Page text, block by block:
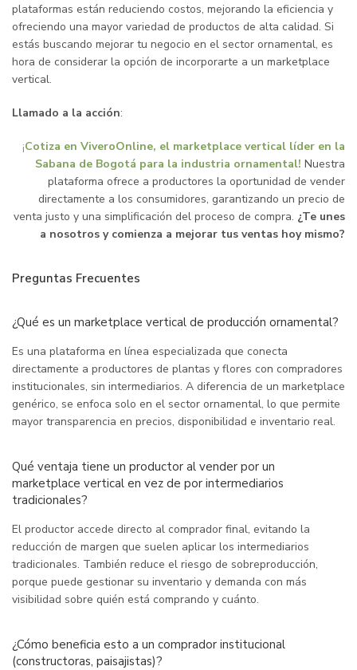
plataformas están reduciendo costos, mejorando la eficiencia y
ofreciendo una mayor variedad de productos de alta calidad. Si
estás buscando mejorar tu negocio en el sector ornamental, es
hora de considerar la opción de incorporarte a un marketplace
vertical.
Llamado a la acción:
¡Cotiza en ViveroOnline, el marketplace vertical líder en la
Sabana de Bogotá para la industria ornamental! Nuestra
plataforma ofrece a productores la oportunidad de vender
directamente a los consumidores, garantizando un precio de
venta justo y una simplificación del proceso de compra. ¿Te unes
a nosotros y comienza a mejorar tus ventas hoy mismo?
Preguntas Frecuentes
¿Qué es un marketplace vertical de producción ornamental?
Es una plataforma en línea especializada que conecta
directamente a productores de plantas y flores con compradores
institucionales, sin intermediarios. A diferencia de un marketplace
genérico, se enfoca solo en el sector ornamental, lo que permite
mayor transparencia en precios, disponibilidad e inventario real.
Qué ventaja tiene un productor al vender por un
marketplace vertical en vez de por intermediarios
tradicionales?
El productor accede directo al comprador final, evitando la
reducción de margen que suelen aplicar los intermediarios
tradicionales. También reduce el riesgo de sobreproducción,
porque puede gestionar su inventario y demanda con más
visibilidad sobre quién está comprando y cuánto.
¿Cómo beneficia esto a un comprador institucional
(constructoras, paisajistas)?